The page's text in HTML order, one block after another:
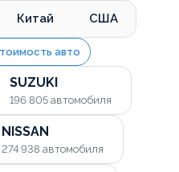
Китай США
авто
SUZUKI
196 805 автомобиля
NISSAN
274 938 автомобиля